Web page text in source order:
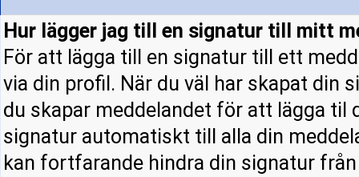
Hur lägger jag till en signatur till mitt
För att lägga till en signatur till ett
via din profil. När du väl har skapat din
du skapar meddelandet för att lägga til
signatur automatiskt till alla din
kan fortfarande hindra din signatur